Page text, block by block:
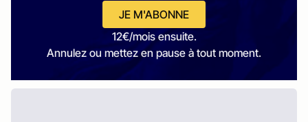
JE M'ABONNE
12€/mois ensuite.
Annulez ou mettez en pause à tout moment.